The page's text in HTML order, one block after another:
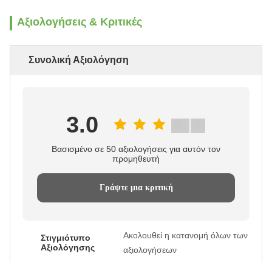
Αξιολογήσεις & Κριτικές
Συνολική Αξιολόγηση
3.0
Βασισμένο σε 50 αξιολογήσεις για αυτόν τον
προμηθευτή
Γράψτε μια κριτική
Στιγμιότυπο
Αξιολόγησης
Ακολουθεί η κατανομή όλων των
αξιολογήσεων